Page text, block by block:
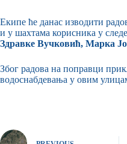
Екипе ће данас изводити
и у шахтама корисника у
Здравке Вучковић, Марка
Због радова на поправци
водоснабдевања у овим